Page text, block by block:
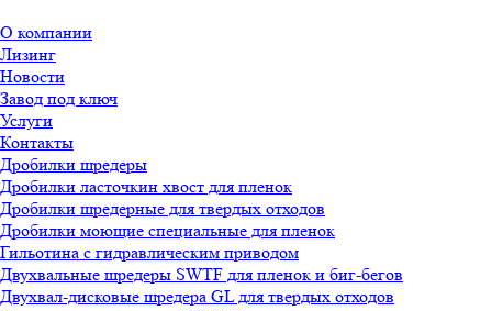
О компании
Лизинг
Новости
Завод под ключ
Услуги
Контакты
Дробилки шредеры
Дробилки ласточкин хвост для пленок
Дробилки шредерные для твердых отходов
Дробилки моющие специальные для пленок
Гильотина с гидравлическим приводом
Двухвальные шредеры SWTF для пленок и биг-бегов
Двухвал-дисковые шредера GL для твердых отходов